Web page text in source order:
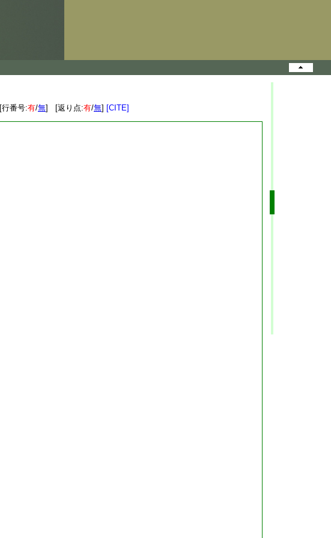
[行番号:有/無] [返り点:有/無] [CITE]